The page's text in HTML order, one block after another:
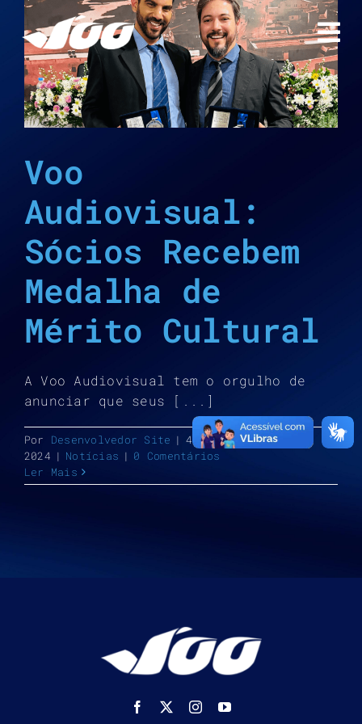
para
conteúdo
Voo
Audiovisual:
Sócios Recebem
Medalha de
Mérito Cultural
A Voo Audiovisual tem o orgulho de
anunciar que seus [...]
Por Desenvolvedor Site | 4 de agosto de
2024 | Notícias | 0 Comentários
Ler Mais